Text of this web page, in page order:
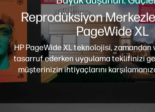
Reprodüksiyon
PageWide XL
HP PageWide XL teknolojisi, zamandan
tasarruf ederken uygulama teklifinizi
müşterinizin ihtiyaçlarını